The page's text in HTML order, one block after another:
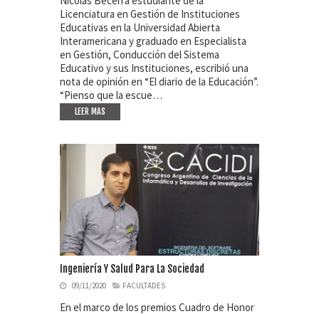
Licenciatura en Gestión de Instituciones
Educativas en la Universidad Abierta
Interamericana y graduado en Especialista
en Gestión, Conducción del Sistema
Educativo y sus Instituciones, escribió una
nota de opinión en “El diario de la Educación”.
“Pienso que la escue…
LEER MAS
Ingeniería Y Salud Para La Sociedad
09/11/2020 FACULTADES
En el marco de los premios Cuadro de Honor